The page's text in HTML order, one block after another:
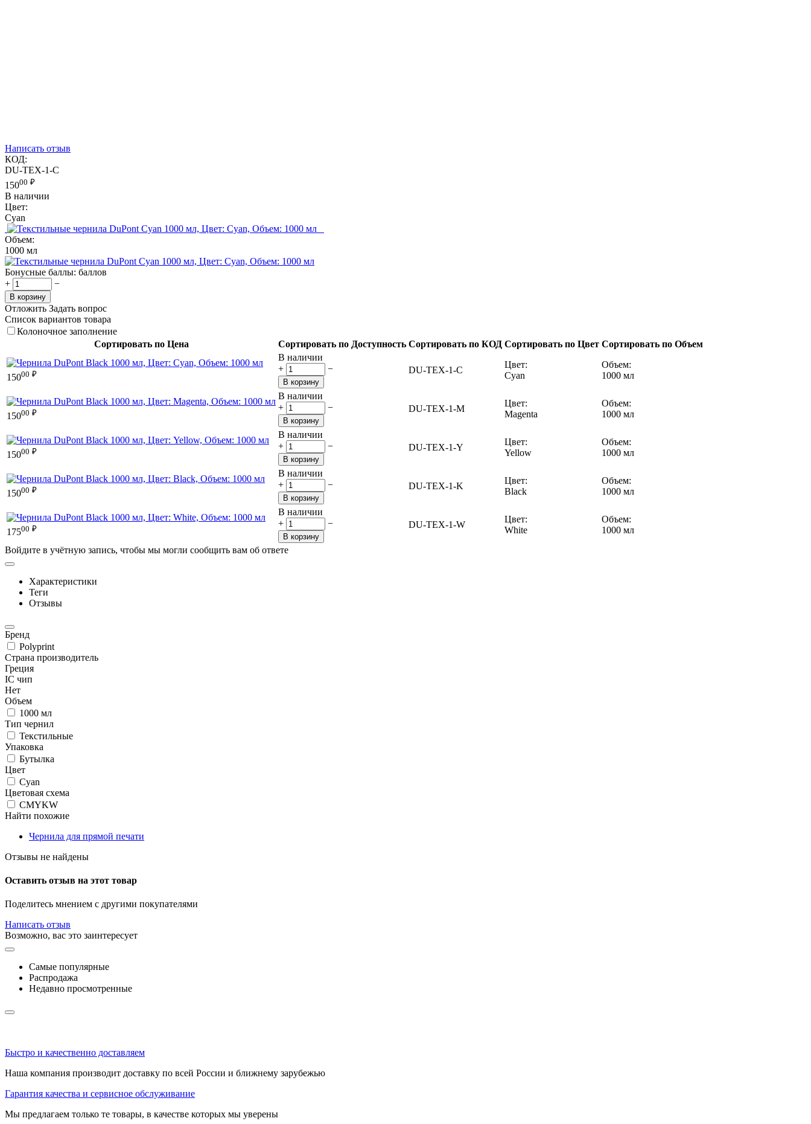
Написать отзыв
КОД:
DU-TEX-1-C
15000 ₽
В наличии
Цвет:
Cyan
Объем:
1000 мл
Бонусные баллы: баллов
+
−
В корзину
Отложить Задать вопрос
Список вариантов товара
Колоночное заполнение
Сортировать по Цена
Сортировать по Доступность Сортировать по КОД Сортировать по Цвет Сортировать по Объем
15000 ₽
В наличии
+
−
В корзину
DU-TEX-1-C
Цвет:
Cyan
Объем:
1000 мл
15000 ₽
В наличии
+
−
В корзину
DU-TEX-1-M
Цвет:
Magenta
Объем:
1000 мл
15000 ₽
В наличии
+
−
В корзину
DU-TEX-1-Y
Цвет:
Yellow
Объем:
1000 мл
15000 ₽
В наличии
+
−
В корзину
DU-TEX-1-K
Цвет:
Black
Объем:
1000 мл
17500 ₽
В наличии
+
−
В корзину
DU-TEX-1-W
Цвет:
White
Объем:
1000 мл
Войдите в учётную запись, чтобы мы могли сообщить вам об ответе
Характеристики
Теги
Отзывы
Бренд
Polyprint
Страна производитель
Греция
IC чип
Нет
Объем
1000 мл
Тип чернил
Текстильные
Упаковка
Бутылка
Цвет
Cyan
Цветовая схема
CMYKW
Найти похожие
Чернила для прямой печати
Отзывы не найдены
Оставить отзыв на этот товар
Поделитесь мнением с другими покупателями
Написать отзыв
Возможно, вас это заинтересует
Самые популярные
Распродажа
Недавно просмотренные
Быстро и качественно доставляем
Наша компания производит доставку по всей России и ближнему зарубежью
Гарантия качества и сервисное обслуживание
Мы предлагаем только те товары, в качестве которых мы уверены